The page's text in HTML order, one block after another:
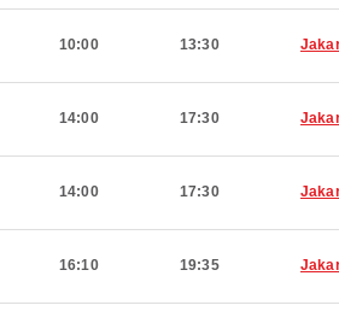
10:00 13:30
14:00 17:30
14:00 17:30
16:10 19:35